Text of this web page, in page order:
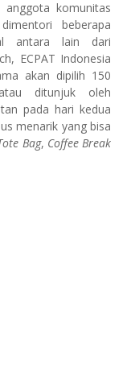
komunitas
beberapa
antara lain dari
ECPAT Indonesia
akan dipilih 150
ditunjuk oleh
pada hari kedua
menarik yang bisa
Bag, Coffee Break